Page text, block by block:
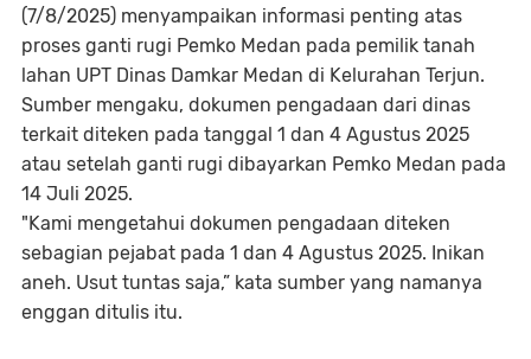
(7/8/2025) menyampaikan informasi penting atas
proses ganti rugi Pemko Medan pada pemilik tanah
lahan UPT Dinas Damkar Medan di Kelurahan Terjun.
Sumber mengaku, dokumen pengadaan dari dinas
terkait diteken pada tanggal 1 dan 4 Agustus 2025
atau setelah ganti rugi dibayarkan Pemko Medan pada
14 Juli 2025.
"Kami mengetahui dokumen pengadaan diteken
sebagian pejabat pada 1 dan 4 Agustus 2025. Inikan
aneh. Usut tuntas saja,” kata sumber yang namanya
enggan ditulis itu.